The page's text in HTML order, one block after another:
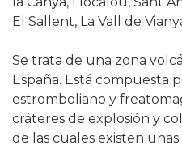
El Sallent, La Vall de
Se trata de una zona
España. Está compuesta
estromboliano y
cráteres de explosión y
de las cuales existen unas